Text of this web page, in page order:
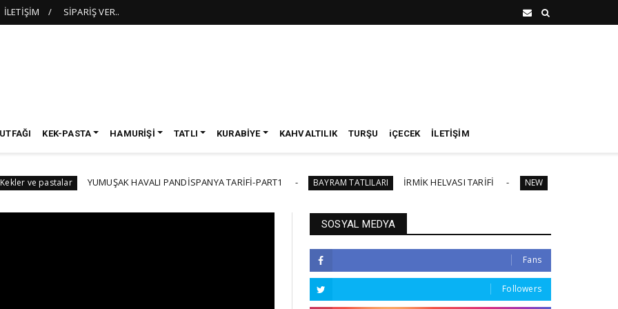
İLETİŞİM SİPARİŞ VER..
KEK-PASTA HAMURİŞİ TATLI KURABİYE KAHVALTILIK TURŞU iÇECEK İLETİŞİM
YUMUŞAK HAVALI PANDİSPANYA TARİFİ-PART1 BAYRAM TATLILARI İRMİK HELVASI TARİFİ NEW FASULYE SİLKMESİ
SOSYAL MEDYA
Fans
Followers